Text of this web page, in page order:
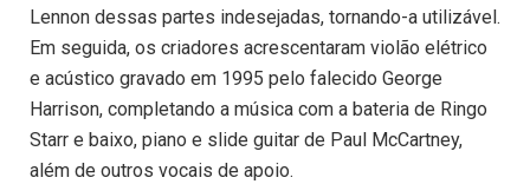
Lennon dessas partes indesejadas, tornando-a utilizável.
Em seguida, os criadores acrescentaram violão elétrico
e acústico gravado em 1995 pelo falecido George
Harrison, completando a música com a bateria de Ringo
Starr e baixo, piano e slide guitar de Paul McCartney,
além de outros vocais de apoio.